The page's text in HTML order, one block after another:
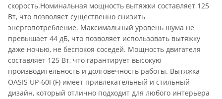
скорость.Номинальная мощность вытяжки составляет 125
Вт, что позволяет существенно снизить
энергопотребление. Максимальный уровень шума не
превышает 44 дБ, что позволяет использовать вытяжку
даже ночью, не беспокоя соседей. Мощность двигателя
составляет 125 Вт, что гарантирует высокую
производительность и долговечность работы. Вытяжка
OASIS UP-60I (F) имеет привлекательный и стильный
дизайн, который отлично подходит для любого интерьера